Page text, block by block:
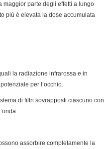
maggior parte degli effetti a lungo
più è elevata la dose accumulata
la radiazione infrarossa e in
per l’occhio.
di filtri sovrapposti ciascuno con
assorbire completamente la